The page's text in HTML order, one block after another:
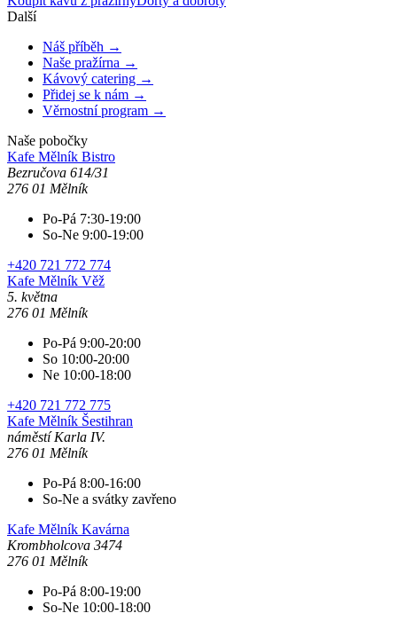
Další
Náš příběh →
Naše pražírna →
Kávový catering →
Přidej se k nám →
Věrnostní program →
Naše pobočky
Kafe Mělník Bistro
Bezručova 614/31
276 01 Mělník
Po-Pá 7:30-19:00
So-Ne 9:00-19:00
+420 721 772 774
Kafe Mělník Věž
5. května
276 01 Mělník
Po-Pá 9:00-20:00
So 10:00-20:00
Ne 10:00-18:00
+420 721 772 775
Kafe Mělník Šestihran
náměstí Karla IV.
276 01 Mělník
Po-Pá 8:00-16:00
So-Ne a svátky zavřeno
Kafe Mělník Kavárna
Krombholcova 3474
276 01 Mělník
Po-Pá 8:00-19:00
So-Ne 10:00-18:00